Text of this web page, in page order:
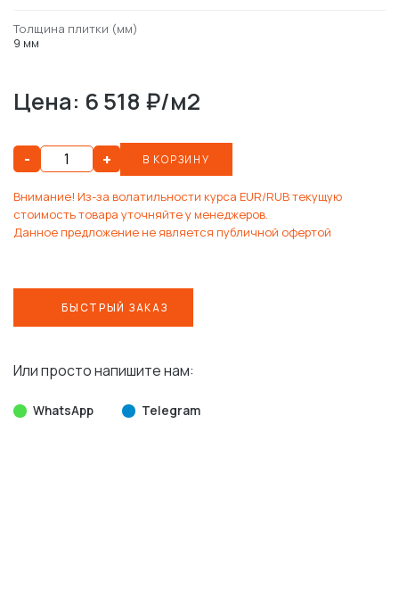
Толщина плитки (мм)
9 мм
Цена: 6 518 ₽/м2
- + В КОРЗИНУ
Внимание! Из-за волатильности курса EUR/RUB текущую
стоимость товара уточняйте у менеджеров.
Данное предложение не является публичной офертой
БЫСТРЫЙ ЗАКАЗ
Или просто напишите нам:
WhatsApp Telegram